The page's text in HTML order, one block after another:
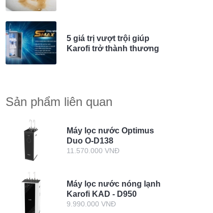
5 giá trị vượt trội giúp
Karofi trở thành thương
Sản phẩm liên quan
Máy lọc nước Optimus
Duo O-D138
11.570.000 VNĐ
Máy lọc nước nóng lạnh
Karofi KAD - D950
9.990.000 VNĐ